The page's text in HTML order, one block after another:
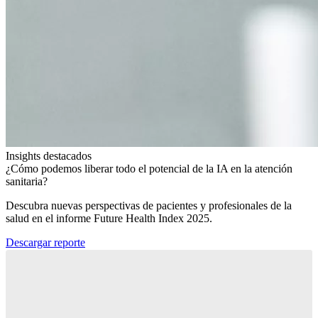
Insights destacados
¿Cómo podemos liberar todo el potencial de la IA en la atención
sanitaria?​
Descubra nuevas perspectivas de pacientes y profesionales de la
salud en el informe Future Health Index 2025.​
Descargar reporte